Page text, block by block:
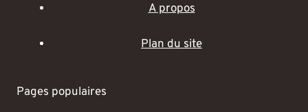
A propos
Plan du site
Pages populaires